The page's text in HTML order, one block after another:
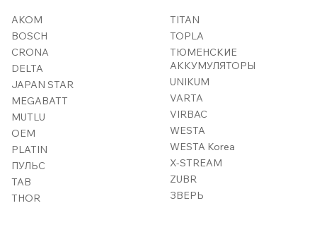
AKOM
BOSCH
CRONA
DELTA
JAPAN STAR
MEGABATT
MUTLU
OEM
PLATIN
ПУЛЬС
TAB
THOR
TITAN
TOPLA
ТЮМЕНСКИЕ
АККУМУЛЯТОРЫ
UNIKUM
VARTA
VIRBAC
WESTA
WESTA Korea
X-STREAM
ZUBR
ЗВЕРЬ